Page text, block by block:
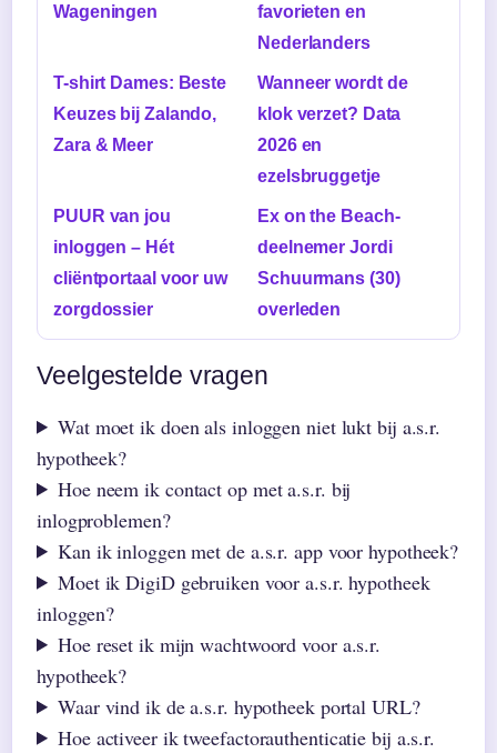
Wageningen
favorieten en
Nederlanders
T-shirt Dames: Beste
Keuzes bij Zalando,
Zara & Meer
Wanneer wordt de
klok verzet? Data
2026 en
ezelsbruggetje
PUUR van jou
inloggen – Hét
cliëntportaal voor uw
zorgdossier
Ex on the Beach-
deelnemer Jordi
Schuurmans (30)
overleden
Veelgestelde vragen
Wat moet ik doen als inloggen niet lukt bij a.s.r.
hypotheek?
Hoe neem ik contact op met a.s.r. bij
inlogproblemen?
Kan ik inloggen met de a.s.r. app voor hypotheek?
Moet ik DigiD gebruiken voor a.s.r. hypotheek
inloggen?
Hoe reset ik mijn wachtwoord voor a.s.r.
hypotheek?
Waar vind ik de a.s.r. hypotheek portal URL?
Hoe activeer ik tweefactorauthenticatie bij a.s.r.